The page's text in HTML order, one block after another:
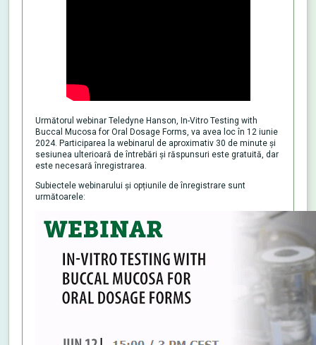
Următorul webinar Teledyne Hanson, In-Vitro Testing with
Buccal Mucosa for Oral Dosage Forms, va avea loc în 12 iunie
2024. Participarea la webinarul de aproximativ 30 de minute și
sesiunea ulterioară de întrebări și răspunsuri este gratuită, dar
este necesară înregistrarea.
Subiectele webinarului și opțiunile de înregistrare sunt
următoarele: